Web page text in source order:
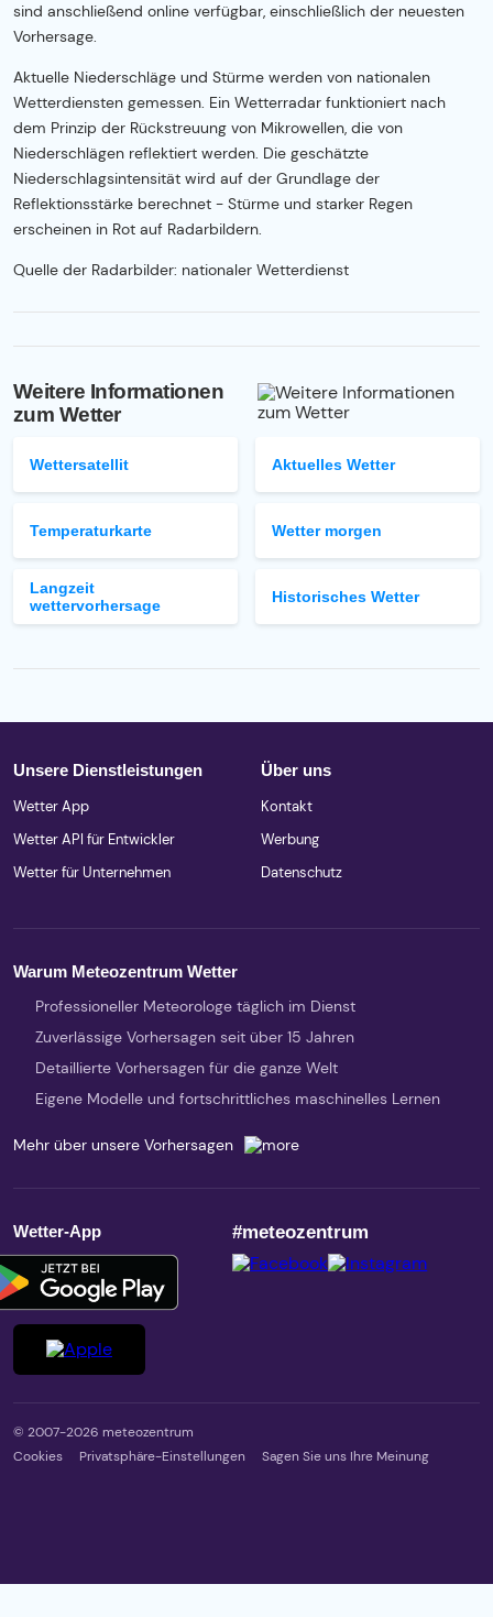
sind anschließend online verfügbar, einschließlich der neuesten
Vorhersage.
Aktuelle Niederschläge und Stürme werden von nationalen
Wetterdiensten gemessen. Ein Wetterradar funktioniert nach
dem Prinzip der Rückstreuung von Mikrowellen, die von
Niederschlägen reflektiert werden. Die geschätzte
Niederschlagsintensität wird auf der Grundlage der
Reflektionsstärke berechnet - Stürme und starker Regen
erscheinen in Rot auf Radarbildern.
Quelle der Radarbilder: nationaler Wetterdienst
Weitere Informationen
zum Wetter
Wettersatellit
Temperaturkarte
Langzeit
wettervorhersage
Aktuelles Wetter
Wetter morgen
Historisches Wetter
Unsere Dienstleistungen
Wetter App
Wetter API für Entwickler
Wetter für Unternehmen
Über uns
Kontakt
Werbung
Datenschutz
Warum Meteozentrum Wetter
Professioneller Meteorologe täglich im Dienst
Zuverlässige Vorhersagen seit über 15 Jahren
Detaillierte Vorhersagen für die ganze Welt
Eigene Modelle und fortschrittliches maschinelles Lernen
Mehr über unsere Vorhersagen
Wetter-App #meteozentrum
© 2007-2026 meteozentrum
Cookies
Privatsphäre-Einstellungen Sagen Sie uns Ihre Meinung